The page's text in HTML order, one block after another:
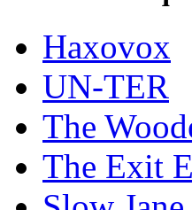
Haxovox
UN-TER
The
The Exit